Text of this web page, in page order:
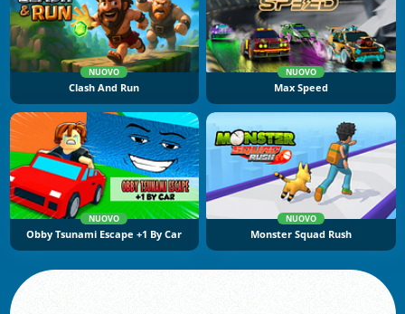
NUOVO
Clash And Run
NUOVO
Max Speed
NUOVO
Obby Tsunami Escape +1 By Car
NUOVO
Monster Squad Rush